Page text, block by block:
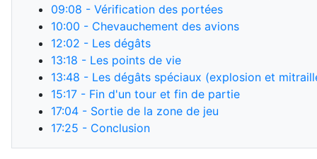
09:08 - Vérification des portées
10:00 - Chevauchement des avions
12:02 - Les dégâts
13:18 - Les points de vie
13:48 - Les dégâts spéciaux (explosion et
15:17 - Fin d'un tour et fin de partie
17:04 - Sortie de la zone de jeu
17:25 - Conclusion